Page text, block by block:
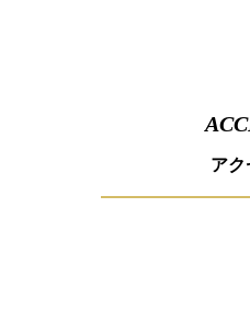
アク